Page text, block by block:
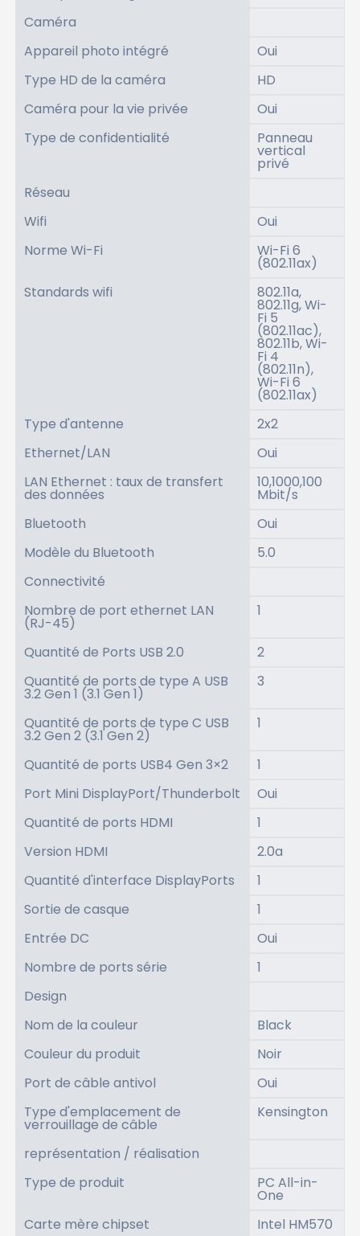
Caméra
Appareil photo intégré
Oui
Type HD de la caméra
HD
Caméra pour la vie privée
Oui
Type de confidentialité
Panneau
vertical
privé
Réseau
Wifi
Oui
Norme Wi-Fi
Wi-Fi 6
(802.11ax)
Standards wifi
802.11a,
802.11g, Wi-
Fi 5
(802.11ac),
802.11b, Wi-
Fi 4
(802.11n),
Wi-Fi 6
(802.11ax)
Type d'antenne
2x2
Ethernet/LAN
Oui
LAN Ethernet : taux de transfert
des données
10,1000,100
Mbit/s
Bluetooth
Oui
Modèle du Bluetooth
5.0
Connectivité
Nombre de port ethernet LAN
(RJ-45)
1
Quantité de Ports USB 2.0
2
Quantité de ports de type A USB
3.2 Gen 1 (3.1 Gen 1)
3
Quantité de ports de type C USB
3.2 Gen 2 (3.1 Gen 2)
1
Quantité de ports USB4 Gen 3×2
1
Port Mini DisplayPort/Thunderbolt
Oui
Quantité de ports HDMI
1
Version HDMI
2.0a
Quantité d'interface DisplayPorts
1
Sortie de casque
1
Entrée DC
Oui
Nombre de ports série
1
Design
Nom de la couleur
Black
Couleur du produit
Noir
Port de câble antivol
Oui
Type d'emplacement de
verrouillage de câble
Kensington
représentation / réalisation
Type de produit
PC All-in-
One
Carte mère chipset
Intel HM570